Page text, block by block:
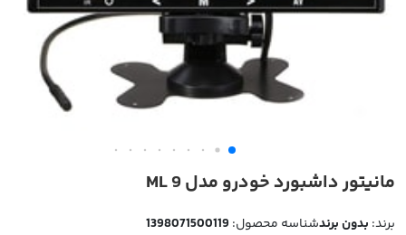
مانیتور داشبورد خودرو مدل 9 ML
برند: بدون برندشناسه محصول: 1398071500119